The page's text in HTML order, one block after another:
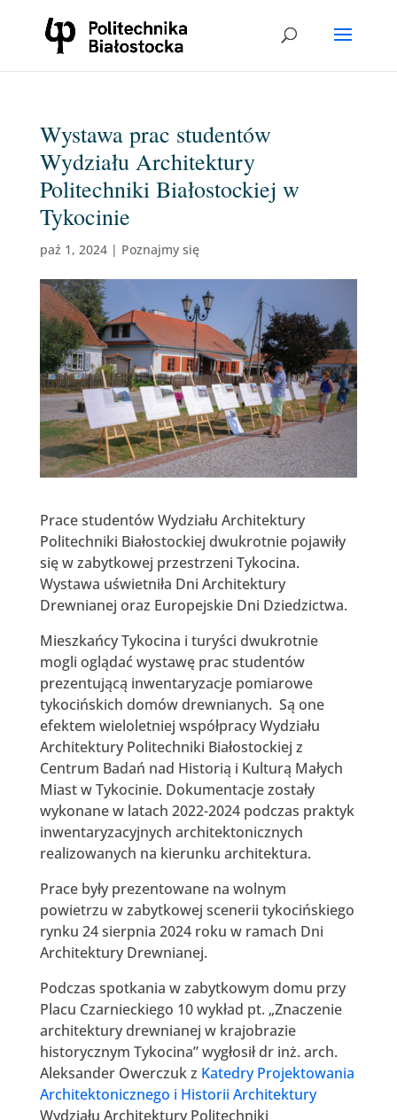
Wystawa prac studentów
Wydziału Architektury
Politechniki Białostockiej w
Tykocinie
paź 1, 2024| Poznajmy się
Prace studentów Wydziału Architektury
Politechniki Białostockiej dwukrotnie pojawiły
się w zabytkowej przestrzeni Tykocina.
Wystawa uświetniła Dni Architektury
Drewnianej oraz Europejskie Dni Dziedzictwa.
Mieszkańcy Tykocina i turyści dwukrotnie
mogli oglądać wystawę prac studentów
prezentującą inwentaryzacje pomiarowe
tykocińskich domów drewnianych. Są one
efektem wieloletniej współpracy Wydziału
Architektury Politechniki Białostockiej z
Centrum Badań nad Historią i Kulturą Małych
Miast w Tykocinie. Dokumentacje zostały
wykonane w latach 2022-2024 podczas praktyk
inwentaryzacyjnych architektonicznych
realizowanych na kierunku architektura.
Prace były prezentowane na wolnym
powietrzu w zabytkowej scenerii tykocińskiego
rynku 24 sierpnia 2024 roku w ramach Dni
Architektury Drewnianej.
Podczas spotkania w zabytkowym domu przy
Placu Czarnieckiego 10 wykład pt. „Znaczenie
architektury drewnianej w krajobrazie
historycznym Tykocina” wygłosił dr inż. arch.
Aleksander Owerczuk z Katedry Projektowania
Architektonicznego i Historii Architektury
Wydziału Architektury Politechniki